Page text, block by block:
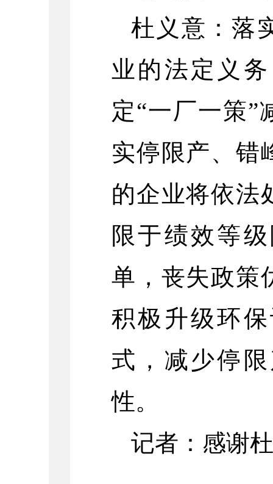
杜义意：落
业的法定义
定“一厂一策”
实停限产、错
的企业将依法
限于绩效等
单，丧失政策
积极升级环
式，减少停
性。
记者：感谢